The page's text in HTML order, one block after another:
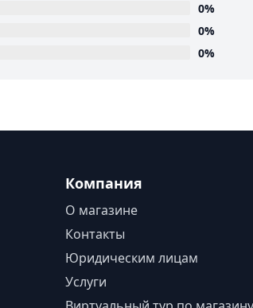
0%
0%
0%
Компания
О магазине
Контакты
Юридическим лицам
Услуги